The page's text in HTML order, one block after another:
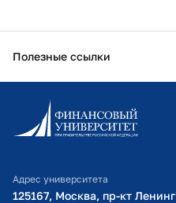
Полезные ссылки
Информационно-
Личный кабинет
Оплата обучения
Адрес университета
125167, Москва, пр-кт